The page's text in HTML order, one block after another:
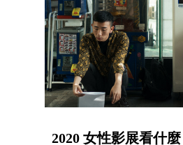
2020 女性影展看什